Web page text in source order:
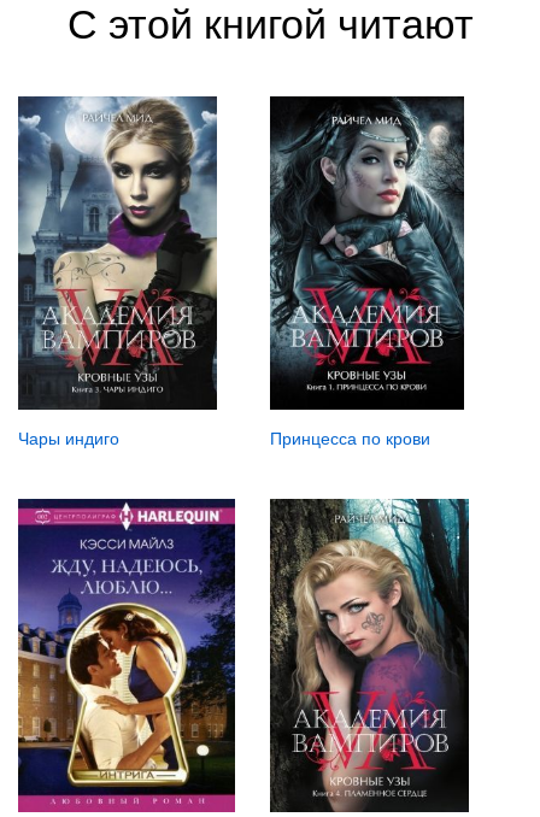
С этой книгой читают
Чары индиго Принцесса по крови